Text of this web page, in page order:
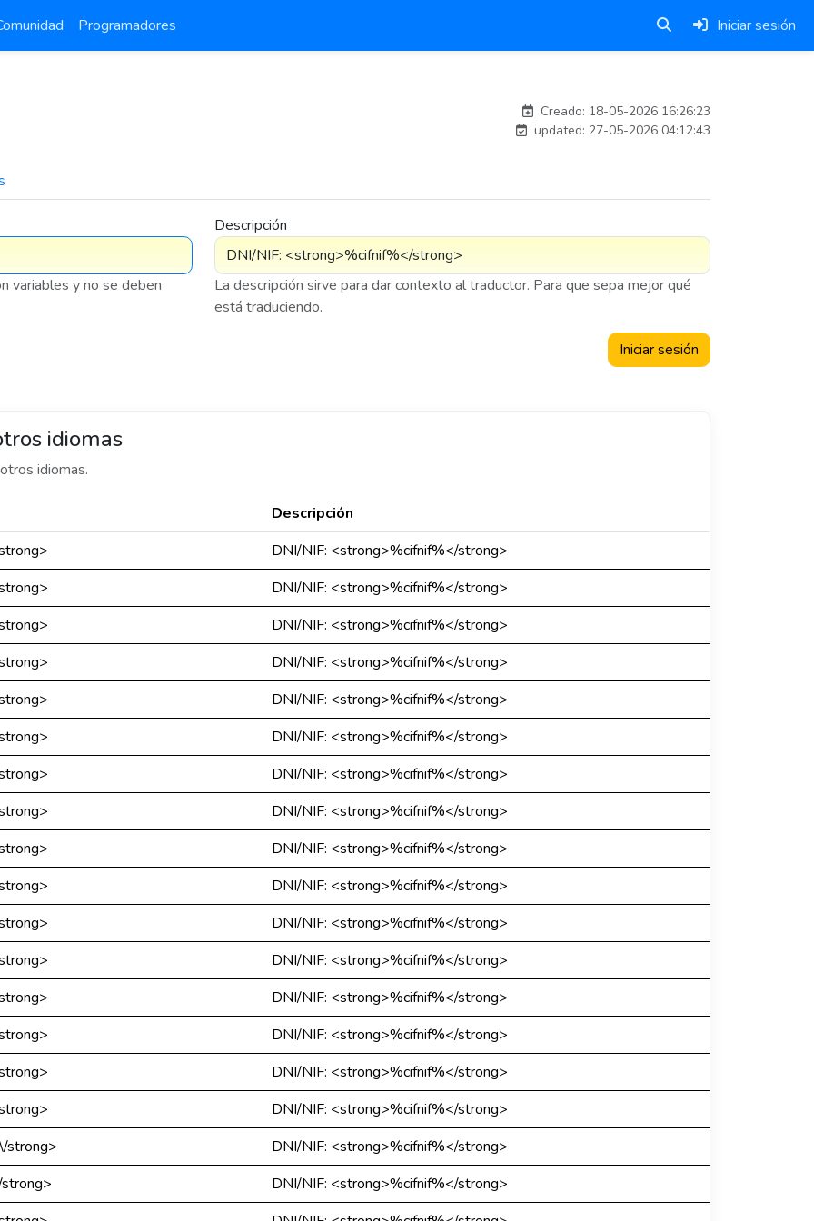
Programadores Iniciar sesión
Creado: 18-05-2026 16:26:23
updated: 27-05-2026 04:12:43
variables y no se deben
Descripción
La descripción sirve para dar contexto al traductor. Para que sepa mejor qué
está traduciendo.
Iniciar sesión
idiomas
idiomas.
Descripción
DNI/NIF: <strong>%cifnif%</strong>
DNI/NIF: <strong>%cifnif%</strong>
DNI/NIF: <strong>%cifnif%</strong>
DNI/NIF: <strong>%cifnif%</strong>
DNI/NIF: <strong>%cifnif%</strong>
DNI/NIF: <strong>%cifnif%</strong>
DNI/NIF: <strong>%cifnif%</strong>
DNI/NIF: <strong>%cifnif%</strong>
DNI/NIF: <strong>%cifnif%</strong>
DNI/NIF: <strong>%cifnif%</strong>
DNI/NIF: <strong>%cifnif%</strong>
DNI/NIF: <strong>%cifnif%</strong>
DNI/NIF: <strong>%cifnif%</strong>
DNI/NIF: <strong>%cifnif%</strong>
DNI/NIF: <strong>%cifnif%</strong>
DNI/NIF: <strong>%cifnif%</strong>
strong>
DNI/NIF: <strong>%cifnif%</strong>
DNI/NIF: <strong>%cifnif%</strong>